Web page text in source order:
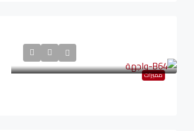
مميزات